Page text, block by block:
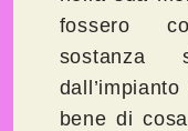
fossero
sostanza
bene di